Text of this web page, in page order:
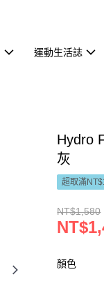
運動生活誌
Hydro
灰
超取滿
NT$1,580
顏色